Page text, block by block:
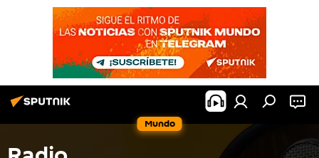
Mundo